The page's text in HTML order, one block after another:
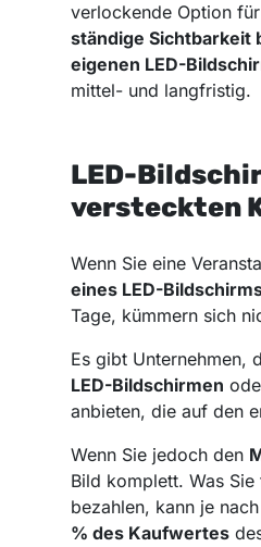
verlockende Option
ständige Sichtbarkeit
eigenen LED-
mittel- und langfristig.
LED-
versteckten
Wenn Sie eine
eines LED-
Tage, kümmern sich
Es gibt Unternehmen,
LED-Bildschirmen
anbieten, die auf den
Wenn Sie jedoch den
Bild komplett. Was
bezahlen, kann je
% des Kaufwertes